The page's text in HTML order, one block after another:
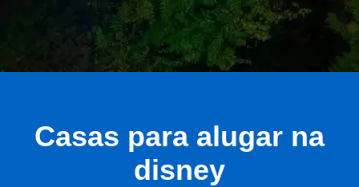
Casas para alugar na
disney